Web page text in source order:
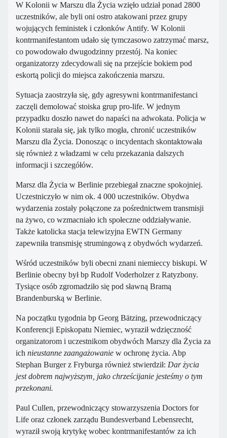
W Kolonii w Marszu dla Życia wzięło udział ponad 2800
uczestników, ale byli oni ostro atakowani przez grupy
wojujących feministek i członków Antify. W Kolonii
kontrmanifestantom udało się tymczasowo zatrzymać marsz,
co powodowało dwugodzinny przestój. Na koniec
organizatorzy zdecydowali się na przejście bokiem pod
eskortą policji do miejsca zakończenia marszu.
Sytuacja zaostrzyła się, gdy agresywni kontrmanifestanci
zaczęli demolować stoiska grup pro-life. W jednym
przypadku doszło nawet do napaści na adwokata. Policja w
Kolonii starała się, jak tylko mogła, chronić uczestników
Marszu dla Życia. Donosząc o incydentach skontaktowała
się również z władzami w celu przekazania dalszych
informacji i szczegółów.
Marsz dla Życia w Berlinie przebiegał znaczne spokojniej.
Uczestniczyło w nim ok. 4 000 uczestników. Obydwa
wydarzenia zostały połączone za pośrednictwem transmisji
na żywo, co wzmacniało ich społeczne oddziaływanie.
Także katolicka stacja telewizyjna EWTN Germany
zapewniła transmisję strumingową z obydwóch wydarzeń.
Wśród uczestników byli obecni znani niemieccy biskupi. W
Berlinie obecny był bp Rudolf Voderholzer z Ratyzbony.
Tysiące osób zgromadziło się pod sławną Bramą
Brandenburską w Berlinie.
Na początku tygodnia bp Georg Bätzing, przewodniczący
Konferencji Episkopatu Niemiec, wyraził wdzięczność
organizatorom i uczestnikom obydwóch Marszy dla Życia za
ich nieustanne zaangażowanie w ochronę życia. Abp
Stephan Burger z Fryburga również stwierdził: Dar życia
jest dobrem najwyższym, jako chrześcijanie jesteśmy o tym
przekonani.
Paul Cullen, przewodniczący stowarzyszenia Doctors for
Life oraz członek zarządu Bundesverband Lebensrecht,
wyraził swoją krytykę wobec kontrmanifestantów za ich